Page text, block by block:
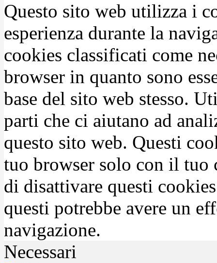
Questo sito web utilizza i
esperienza durante la
cookies classificati come
browser in quanto sono
base del sito web stesso.
parti che ci aiutano ad
questo sito web. Questi
tuo browser solo con il tuo
di disattivare questi
questi potrebbe avere un
navigazione.
Necessari